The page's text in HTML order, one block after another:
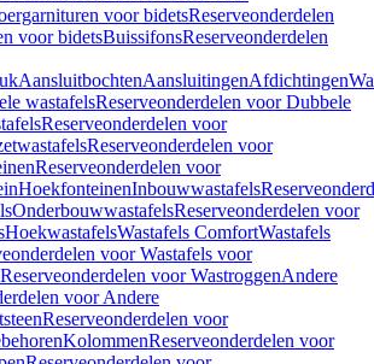
voor bidetsReserveonderdelen
voor bidetsBuissifonsReserveonderdelen
AansluitbochtenAansluitingenAfdichtingen
wastafelsReserveonderdelen voor Dubbele
Reserveonderdelen voor
Reserveonderdelen voor
Reserveonderdelen voor
HoekfonteinenInbouwwastafels
OnderbouwwastafelsReserveonderdelen voor
HoekwastafelsWastafels ComfortWastafels
voor Wastafels voor
Reserveonderdelen voor WastroggenAndere
voor Andere
Reserveonderdelen voor
KolommenReserveonderdelen voor